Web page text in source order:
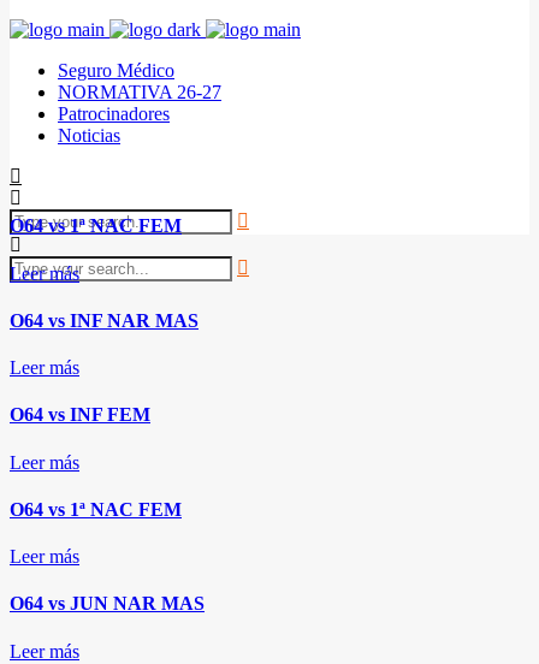
Seguro Médico
NORMATIVA 26-27
Patrocinadores
Noticias
O64 vs 1ª NAC FEM
Leer más
O64 vs INF NAR MAS
Leer más
O64 vs INF FEM
Leer más
O64 vs 1ª NAC FEM
Leer más
O64 vs JUN NAR MAS
Leer más